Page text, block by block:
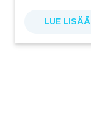
LUE LISÄÄ